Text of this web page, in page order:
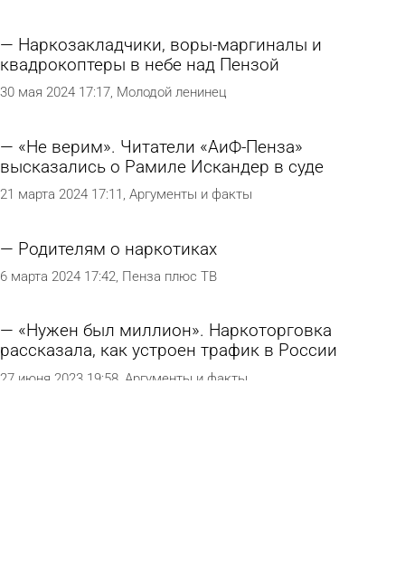
Наркозакладчики, воры-маргиналы и
квадрокоптеры в небе над Пензой
30 мая 2024 17:17 Молодой ленинец
«Не верим». Читатели «АиФ-Пенза»
высказались о Рамиле Искандер в суде
21 марта 2024 17:11 Аргументы и факты
Родителям о наркотиках
6 марта 2024 17:42 Пенза плюс ТВ
«Нужен был миллион». Наркоторговка
рассказала, как устроен трафик в России
27 июня 2023 19:58 Аргументы и факты